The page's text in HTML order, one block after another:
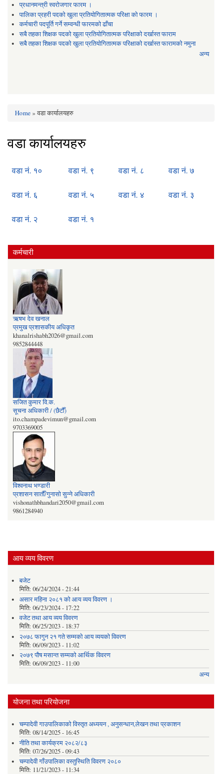
प्रधानमन्त्री स्वरोजगार फारम ।
पालिका प्रहरी पदको खुला प्रतियोगितात्मक परिक्षा को फारम ।
कर्मचारी पदपूर्ति गर्ने सम्वन्धी फारमको ढाँचा
सबै तहका शिक्षक पदको खुला प्रतियोगितात्मक परिक्षाको दर्खास्त फाराम
सबै तहका शिक्षक पदको खुला प्रतियोगितात्मक परिक्षाको दर्खास्त फारामको नमुना
अन्य
Home» वडा कार्यालयहरु
वडा कार्यालयहरु
वडा नं. १० वडा नं. ९ वडा नं. ८ वडा नं. ७
वडा नं. ६ वडा नं. ५ वडा नं. ४ वडा नं. ३
वडा नं. २ वडा नं. १
कर्मचारी
ऋषभ देव खनाल
प्रमुख प्रशासकीय अधिकृत
khanalrishabh2026@gmail.com
9852844448
सजित कुमार वि‍‌.क.
सूचना अधिकारी / (छैटौँ)
ito.champadevimun@gmail.com
9703369005
विश्वनाथ भण्डारी
प्रशासन सातौँ/गुनासो सुन्‍ने अधिकारी
vishonathbhandari2050@gmail.com
9861284940
आय व्यय विवरण
बजेट
मिति: 06/24/2024 - 21:44
असार महिना २०८१ को आय व्यय विवरण ।
मिति: 06/23/2024 - 17:22
वजेट तथा आय व्यय विवरण
मिति: 06/25/2023 - 18:37
२०७८ फागुन २१ गते सम्मको आय व्ययको विवरण
मिति: 06/09/2023 - 11:02
२०७९ पौष मसान्त सम्मको आर्थिक विवरण
मिति: 06/09/2023 - 11:00
अन्य
योजना तथा परियोजना
चम्पादेवी गाउपालिकाको विस्तृत अध्ययन , अनुसन्धान,लेखन तथा प्रकाशन
मिति: 08/14/2025 - 16:45
नीति तथा कार्यक्रम २०८२/८३
मिति: 07/26/2025 - 09:43
चम्पादेवी गाँउपालिका वस्तुस्थिति विवरण २०८०
मिति: 11/21/2023 - 11:34